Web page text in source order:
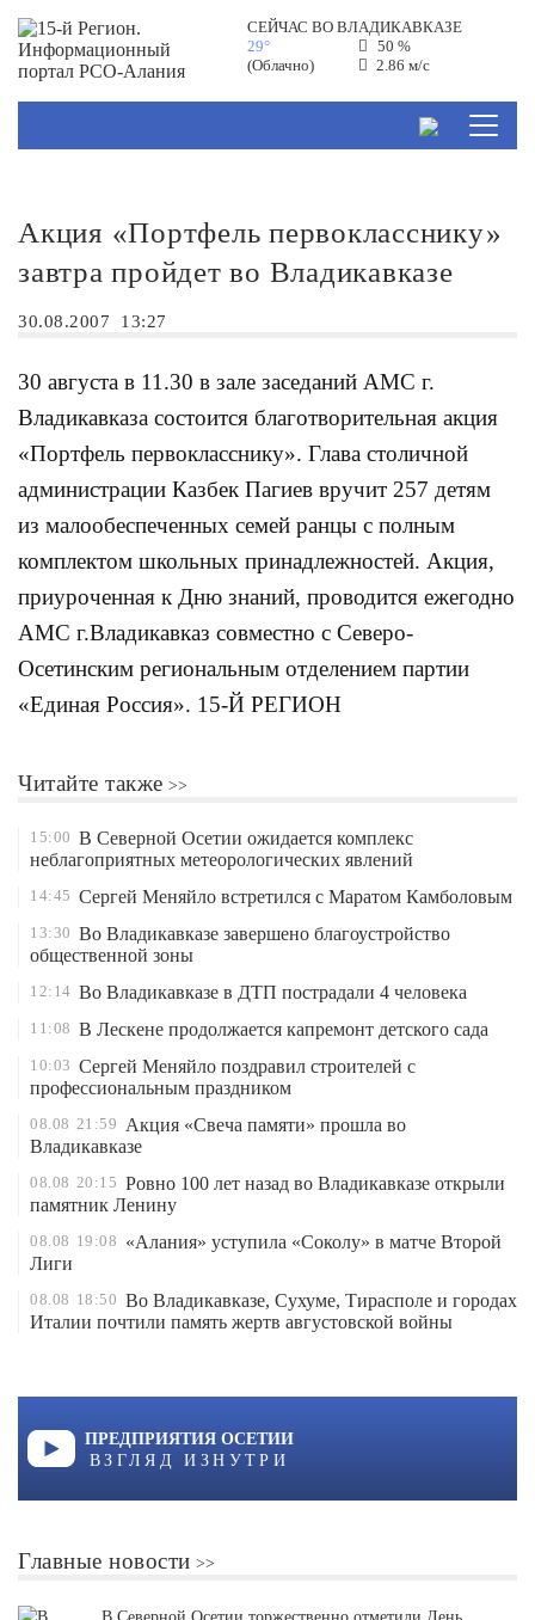
СЕЙЧАС ВОВЛАДИКАВКАЗЕ
29°
(Облачно)
50 %
2.86 м/с
Акция «Портфель первокласснику»
завтра пройдет во Владикавказе
30.08.2007 13:27
30 августа в 11.30 в зале заседаний АМС г.
Владикавказа состоится благотворительная акция
«Портфель первокласснику». Глава столичной
администрации Казбек Пагиев вручит 257 детям
из малообеспеченных семей ранцы с полным
комплектом школьных принадлежностей. Акция,
приуроченная к Дню знаний, проводится ежегодно
АМС г.Владикавказ совместно с Северо-
Осетинским региональным отделением партии
«Единая Россия». 15-Й РЕГИОН
Читайте также
15:00 В Северной Осетии ожидается комплекс
неблагоприятных метеорологических явлений
14:45 Сергей Меняйло встретился с Маратом Камболовым
13:30 Во Владикавказе завершено благоустройство
общественной зоны
12:14 Во Владикавказе в ДТП пострадали 4 человека
11:08 В Лескене продолжается капремонт детского сада
10:03 Сергей Меняйло поздравил строителей с
профессиональным праздником
08.08 21:59 Акция «Свеча памяти» прошла во
Владикавказе
08.08 20:15 Ровно 100 лет назад во Владикавказе открыли
памятник Ленину
08.08 19:08 «Алания» уступила «Соколу» в матче Второй
Лиги
08.08 18:50 Во Владикавказе, Сухуме, Тирасполе и городах
Италии почтили память жертв августовской войны
ПРЕДПРИЯТИЯ ОСЕТИИ
ВЗГЛЯД ИЗНУТРИ
Главные новости